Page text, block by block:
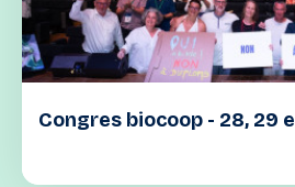
Congres biocoop - 28, 29